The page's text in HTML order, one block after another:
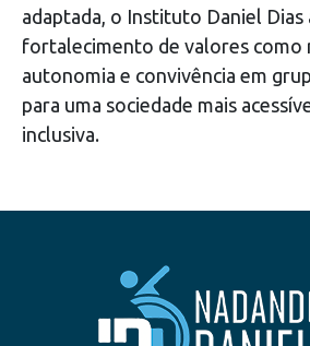
adaptada, o Instituto Daniel
fortalecimento de valores como
autonomia e convivência em
para uma sociedade mais
inclusiva.